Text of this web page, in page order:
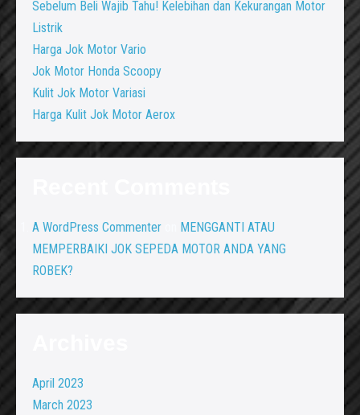
Sebelum Beli Wajib Tahu! Kelebihan dan Kekurangan Motor
Listrik
Harga Jok Motor Vario
Jok Motor Honda Scoopy
Kulit Jok Motor Variasi
Harga Kulit Jok Motor Aerox
A WordPress Commenter
MENGGANTI ATAU
MEMPERBAIKI JOK SEPEDA MOTOR ANDA YANG
ROBEK?
April 2023
March 2023